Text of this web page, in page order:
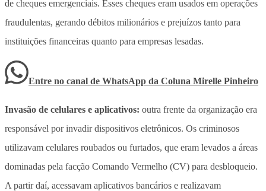
de cheques emergenciais. Esses cheques eram usados em operações
fraudulentas, gerando débitos milionários e prejuízos tanto para
instituições financeiras quanto para empresas lesadas.
Entre no canal de WhatsApp da Coluna Mirelle Pinheiro
Invasão de celulares e aplicativos: outra frente da organização era
responsável por invadir dispositivos eletrônicos. Os criminosos
utilizavam celulares roubados ou furtados, que eram levados a áreas
dominadas pela facção Comando Vermelho (CV) para desbloqueio.
A partir daí, acessavam aplicativos bancários e realizavam